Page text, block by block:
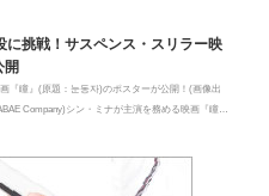
に挑戦！サスペンス・スリラー映
開
『瞳』(原題：눈동자)のポスターが公開！(画像出
Company)シン・ミナが主演を務める映画『瞳』